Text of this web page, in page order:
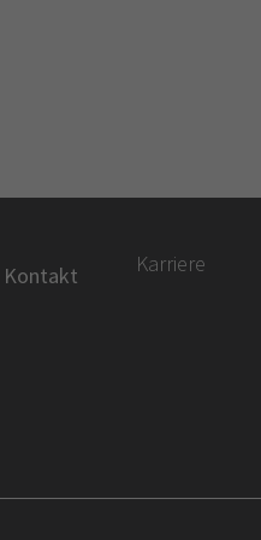
Kontakt Karriere